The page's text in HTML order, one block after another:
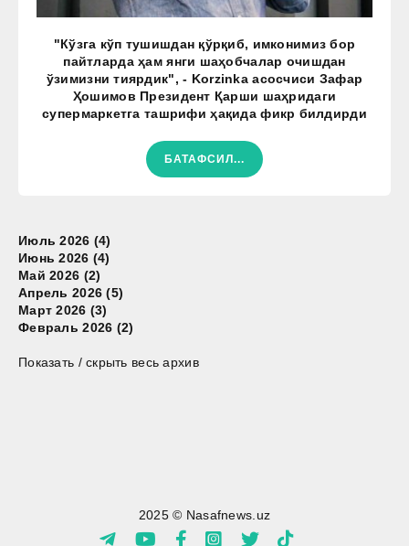
"Кўзга кўп тушишдан қўрқиб, имконимиз бор
пайтларда ҳам янги шаҳобчалар очишдан
ўзимизни тиярдик", - Korzinka асосчиси Зафар
Ҳошимов Президент Қарши шаҳридаги
супермаркетга ташрифи ҳақида фикр билдирди
БАТАФСИЛ...
Июль 2026 (4)
Июнь 2026 (4)
Май 2026 (2)
Апрель 2026 (5)
Март 2026 (3)
Февраль 2026 (2)
Показать / скрыть весь архив
2025 © Nasafnews.uz